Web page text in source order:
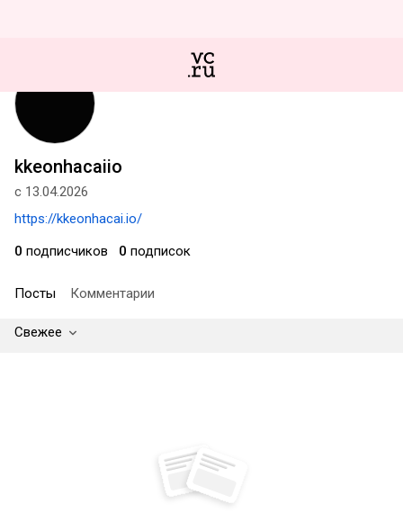
kkeonhacaiio
с 13.04.2026
https://kkeonhacai.io/
0 подписчиков 0 подписок
Посты Комментарии
Свежее